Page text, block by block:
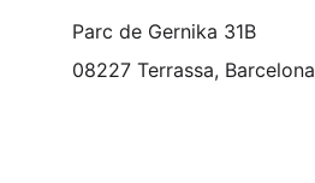
Parc de Gernika 31B
08227 Terrassa, Barcelona